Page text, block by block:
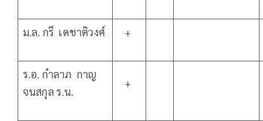
ม.ล. กรี เดชาติวงศ์ +
ร.อ. กำลาภ กาญ
จนสกุล ร.น.
+